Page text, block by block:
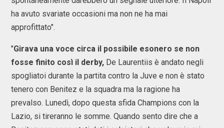
ha avuto svariate occasioni ma non ne ha mai
approfittato".
"Girava una voce circa il possibile esonero se non
fosse finito così il derby, De Laurentiis è andato negli
spogliatoi durante la partita contro la Juve e non è stato
tenero con Benitez e la squadra ma la ragione ha
prevalso. Lunedì, dopo questa sfida Champions con la
Lazio, si tireranno le somme. Quando sento dire che a